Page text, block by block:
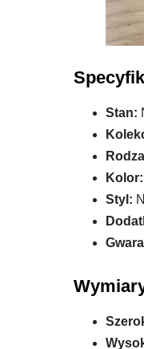
Stan:
Kolor:
Styl: